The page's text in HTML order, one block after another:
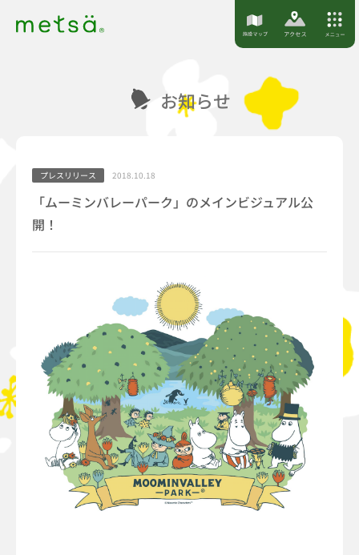
お知らせ
プレスリリース 2018.10.18
「ムーミンバレーパーク」のメインビジュアル公
開！